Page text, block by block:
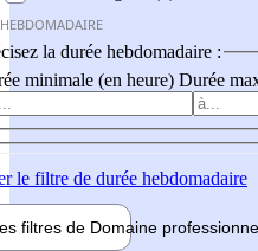
la durée hebdomadaire :
minimale (en heure) Durée
le filtre de durée hebdomadaire
filtres de Domaine pro